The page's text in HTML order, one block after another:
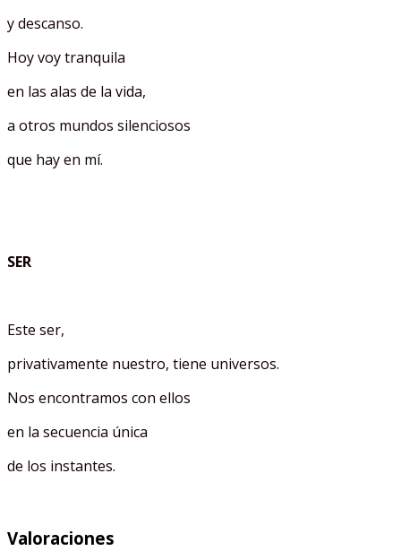
y descanso.
Hoy voy tranquila
en las alas de la vida,
a otros mundos silenciosos
que hay en mí.
SER
Este ser,
privativamente nuestro, tiene universos.
Nos encontramos con ellos
en la secuencia única
de los instantes.
Valoraciones